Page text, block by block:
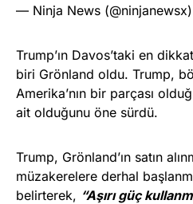
— Ninja News (@ninjanewsx)
Trump’ın Davos’taki en
biri Grönland oldu. Trump,
Amerika’nın bir parçası
ait olduğunu öne sürdü.
Trump, Grönland’ın satın
müzakerelere derhal
belirterek, “Aşırı güç